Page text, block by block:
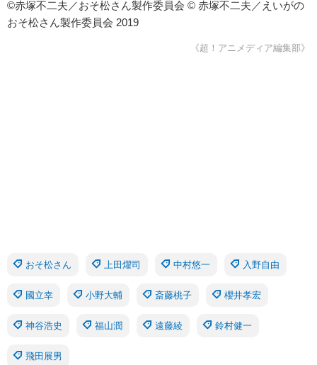
©赤塚不二夫／おそ松さん製作委員会 © 赤塚不二夫／えいがの
おそ松さん製作委員会 2019
《超！アニメディア編集部》
おそ松さん 上田燿司 中村悠一 入野自由
國立幸 小野大輔 斎藤桃子 櫻井孝宏
神谷浩史 福山潤 遠藤綾 鈴村健一
飛田展男